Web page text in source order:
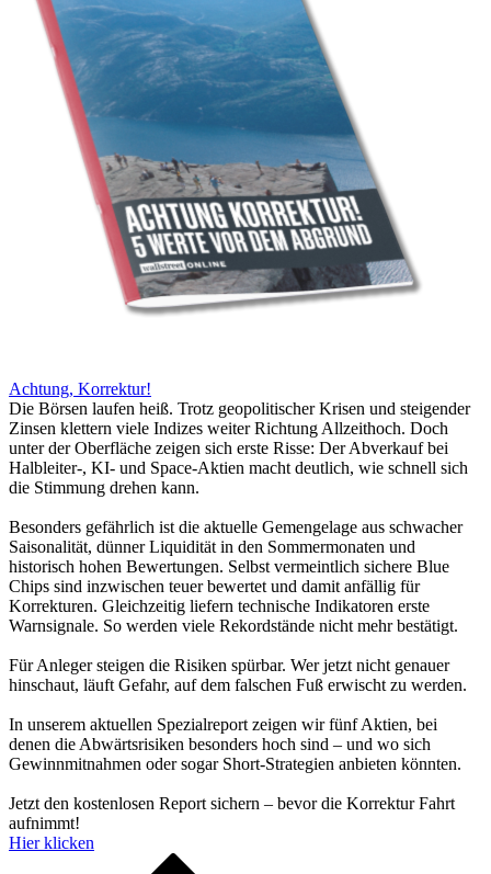
Achtung, Korrektur!
Die Börsen laufen heiß. Trotz geopolitischer Krisen und steigender
Zinsen klettern viele Indizes weiter Richtung Allzeithoch. Doch
unter der Oberfläche zeigen sich erste Risse: Der Abverkauf bei
Halbleiter-, KI- und Space-Aktien macht deutlich, wie schnell sich
die Stimmung drehen kann.
Besonders gefährlich ist die aktuelle Gemengelage aus schwacher
Saisonalität, dünner Liquidität in den Sommermonaten und
historisch hohen Bewertungen. Selbst vermeintlich sichere Blue
Chips sind inzwischen teuer bewertet und damit anfällig für
Korrekturen. Gleichzeitig liefern technische Indikatoren erste
Warnsignale. So werden viele Rekordstände nicht mehr bestätigt.
Für Anleger steigen die Risiken spürbar. Wer jetzt nicht genauer
hinschaut, läuft Gefahr, auf dem falschen Fuß erwischt zu werden.
In unserem aktuellen Spezialreport zeigen wir fünf Aktien, bei
denen die Abwärtsrisiken besonders hoch sind – und wo sich
Gewinnmitnahmen oder sogar Short-Strategien anbieten könnten.
Jetzt den kostenlosen Report sichern – bevor die Korrektur Fahrt
aufnimmt!
Hier klicken